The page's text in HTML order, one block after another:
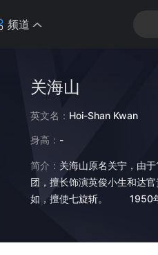
频道
关海山
英文名： Hoi-Shan Kwan
身高： -
简介： 关海山原名关宁，由
团，擅长饰演英俊小生和达
如，擅使七旋斩。 1950年